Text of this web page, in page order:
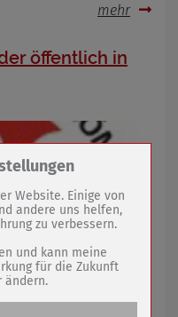
mehr
öffentlich in
Cookies /
Website (Wenko-
& Co. KG)
/ SPAM
Website. Einige von
andere uns helfen,
zu verbessern.
und kann meine
für die Zukunft
ändern.